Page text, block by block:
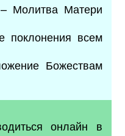
Молитва Матери
поклонения всем
Божествам
онлайн в